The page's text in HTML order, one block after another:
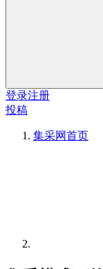
登录注册
投稿
集采网首页